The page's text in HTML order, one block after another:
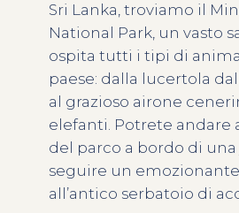
Sri Lanka, troviamo il
National Park, un vasto
ospita tutti i tipi di
paese: dalla lucertola
al grazioso airone
elefanti. Potrete andare
del parco a bordo di
seguire un
all’antico serbatoio di